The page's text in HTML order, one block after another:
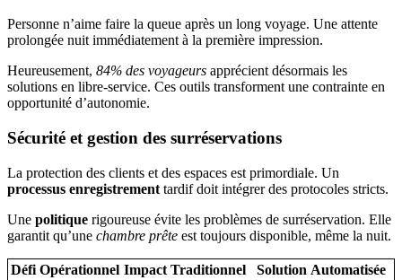
Personne n’aime faire la queue après un long voyage. Une attente
prolongée nuit immédiatement à la première impression.
Heureusement, 84% des voyageurs apprécient désormais les
solutions en libre-service. Ces outils transforment une contrainte en
opportunité d’autonomie.
Sécurité et gestion des surréservations
La protection des clients et des espaces est primordiale. Un
processus enregistrement tardif doit intégrer des protocoles stricts.
Une politique rigoureuse évite les problèmes de surréservation. Elle
garantit qu’une chambre prête est toujours disponible, même la nuit.
Défi Opérationnel Impact Traditionnel
Solution Automatisée